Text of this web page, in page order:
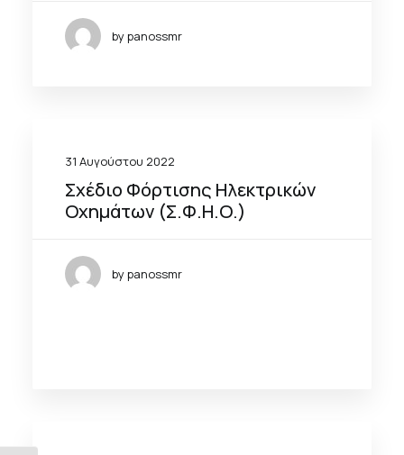
by panossmr
31 Αυγούστου 2022
Σχέδιο Φόρτισης Ηλεκτρικών
Οχημάτων (Σ.Φ.Η.Ο.)
by panossmr